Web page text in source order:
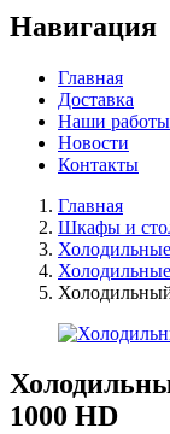
Навигация
Главная
Доставка
Наши работы
Новости
Контакты
Главная
Шкафы и
1000 HD